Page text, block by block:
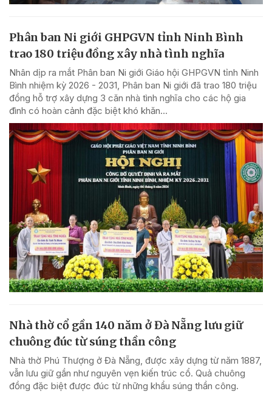
Phân ban Ni giới GHPGVN tỉnh Ninh Bình
trao 180 triệu đồng xây nhà tình nghĩa
Nhân dịp ra mắt Phân ban Ni giới Giáo hội GHPGVN tỉnh Ninh
Bình nhiệm kỳ 2026 - 2031, Phân ban Ni giới đã trao 180 triệu
đồng hỗ trợ xây dựng 3 căn nhà tình nghĩa cho các hộ gia
đình có hoàn cảnh đặc biệt khó khăn...
Nhà thờ cổ gần 140 năm ở Đà Nẵng lưu giữ
chuông đúc từ súng thần công
Nhà thờ Phú Thượng ở Đà Nẵng, được xây dựng từ năm 1887,
vẫn lưu giữ gần như nguyên vẹn kiến trúc cổ. Quả chuông
đồng đặc biệt được đúc từ những khẩu súng thần công.